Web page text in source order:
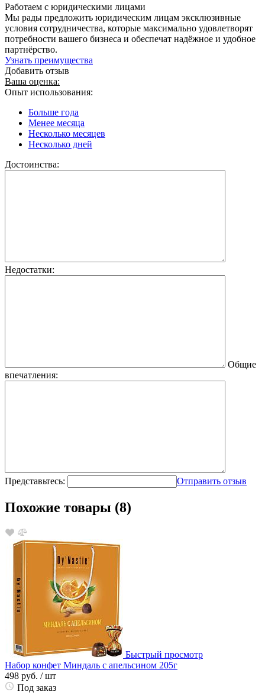
Работаем с юридическими лицами
Мы рады предложить юридическим лицам эксклюзивные
условия сотрудничества, которые максимально удовлетворят
потребности вашего бизнеса и обеспечат надёжное и удобное
партнёрство.
Узнать преимущества
Добавить отзыв
Ваша оценка:
Опыт использования:
Больше года
Менее месяца
Несколько месяцев
Несколько дней
Достоинства:
Недостатки:
Общие
впечатления:
Представьтесь: Отправить отзыв
Похожие товары (8)
Быстрый просмотр
Набор конфет Миндаль с апельсином 205г
498 руб. / шт
Под заказ